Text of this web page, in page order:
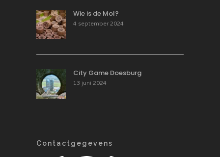
Wie is de Mol?
4 september 2024
City Game Doesburg
13 juni 2024
Contactgegevens